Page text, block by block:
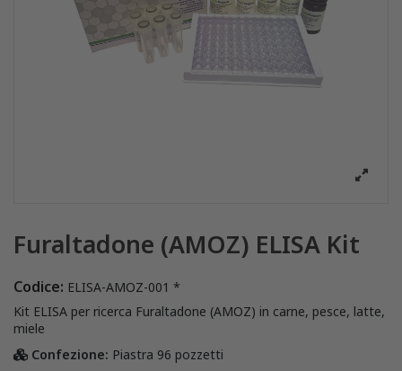
Furaltadone (AMOZ) ELISA Kit
Codice: ELISA-AMOZ-001 *
Kit ELISA per ricerca Furaltadone (AMOZ) in carne, pesce, latte,
miele
Confezione: Piastra 96 pozzetti